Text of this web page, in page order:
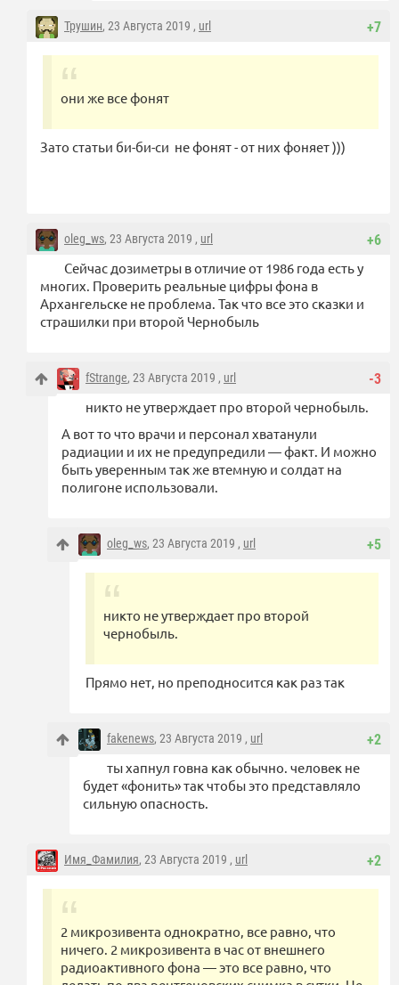
+7
Трушин, 23 Августа 2019 , url
они же все фонят
Зато статьи би-би-си не фонят - от них фоняет )))
+6
oleg_ws, 23 Августа 2019 , url
Сейчас дозиметры в отличие от 1986 года есть у
многих. Проверить реальные цифры фона в
Архангельске не проблема. Так что все это сказки и
страшилки при второй Чернобыль
-3
fStrange, 23 Августа 2019 , url
никто не утверждает про второй чернобыль.
А вот то что врачи и персонал хватанули
радиации и их не предупредили — факт. И можно
быть уверенным так же втемную и солдат на
полигоне использовали.
+5
oleg_ws, 23 Августа 2019 , url
никто не утверждает про второй
чернобыль.
Прямо нет, но преподносится как раз так
+2
fakenews, 23 Августа 2019 , url
ты хапнул говна как обычно. человек не
будет «фонить» так чтобы это представляло
сильную опасность.
+2
Имя_Фамилия, 23 Августа 2019 , url
2 микрозивента однократно, все равно, что
ничего. 2 микрозивента в час от внешнего
радиоактивного фона — это все равно, что